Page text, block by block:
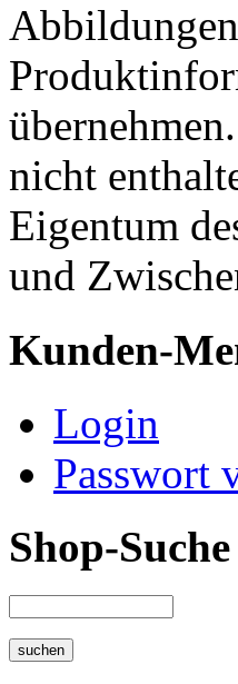
nicht
Eigentum
und
Kunden-
Login
Passwort
Shop-Suche